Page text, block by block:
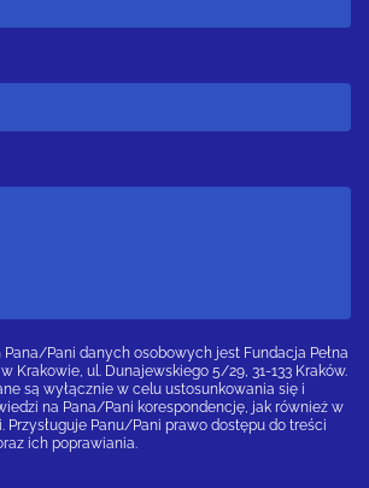
Pani danych osobowych jest Fundacja Pełna
Krakowie, ul. Dunajewskiego 5/29, 31-133 Kraków.
są wyłącznie w celu ustosunkowania się i
na Pana/Pani korespondencję, jak również w
Przysługuje Panu/Pani prawo dostępu do treści
ich poprawiania.